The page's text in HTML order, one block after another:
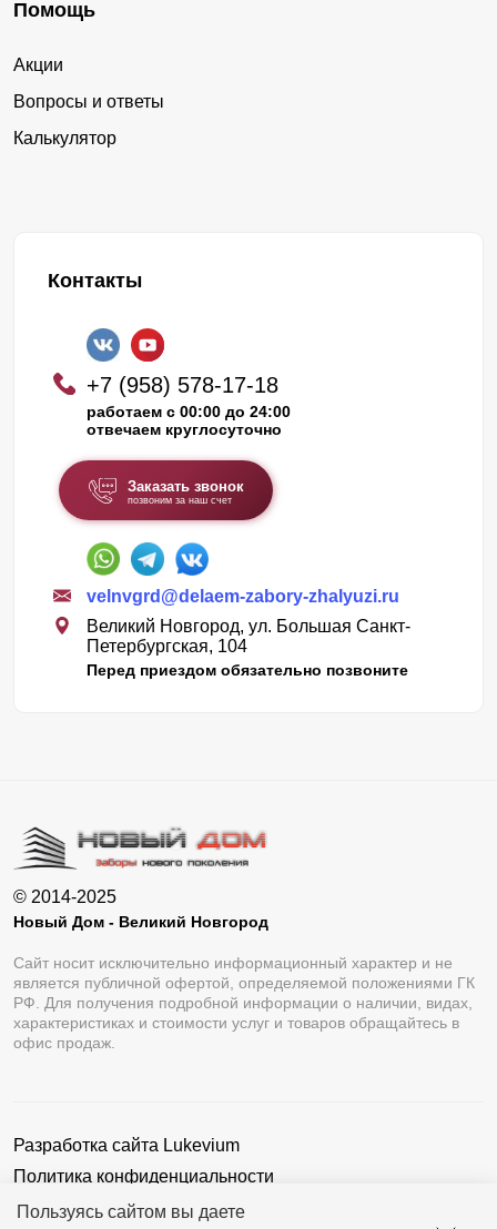
Пользуясь сайтом вы даете
Помощь
Акции
Вопросы и ответы
Калькулятор
Контакты
+7 (958) 578-17-18
работаем с 00:00 до 24:00
отвечаем круглосуточно
Заказать звонок
позвоним за наш счет
velnvgrd@delaem-zabory-zhalyuzi.ru
Великий Новгород, ул. Большая Санкт-
Петербургская, 104
Перед приездом обязательно позвоните
© 2014-2025
Новый Дом - Великий Новгород
Сайт носит исключительно информационный характер и не
является публичной офертой, определяемой положениями ГК
РФ. Для получения подробной информации о наличии, видах,
характеристиках и стоимости услуг и товаров обращайтесь в
офис продаж.
Разработка сайта Lukevium
Политика конфиденциальности
Пользовательское соглашение